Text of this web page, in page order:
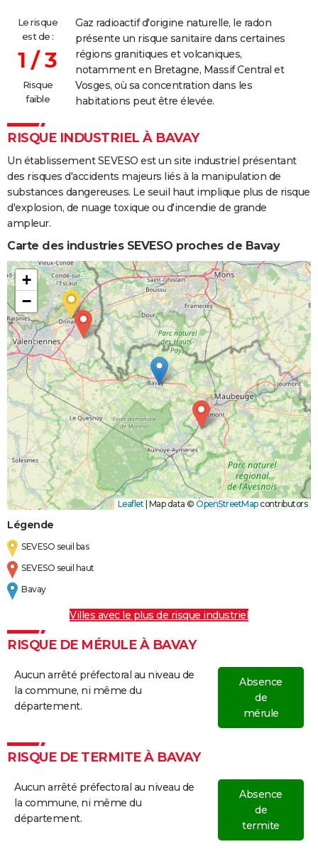
Le risque
est de :
1 / 3
Risque
faible
Gaz radioactif d'origine naturelle, le radon
présente un risque sanitaire dans certaines
régions granitiques et volcaniques,
notamment en Bretagne, Massif Central et
Vosges, où sa concentration dans les
habitations peut être élevée.
RISQUE INDUSTRIEL À BAVAY
Un établissement SEVESO est un site industriel présentant
des risques d'accidents majeurs liés à la manipulation de
substances dangereuses. Le seuil haut implique plus de risque
d'explosion, de nuage toxique ou d'incendie de grande
ampleur.
Carte des industries SEVESO proches de Bavay
+
−
Leaflet Map data © OpenStreetMapcontributors
Légende
SEVESO seuil bas
SEVESO seuil haut
Bavay
Villes avec le plus de risque industriel
RISQUE DE MÉRULE À BAVAY
Aucun arrêté préfectoral au niveau de
la commune, ni même du
département.
Absence
de
mérule
RISQUE DE TERMITE À BAVAY
Aucun arrêté préfectoral au niveau de
la commune, ni même du
département.
Absence
de
termite